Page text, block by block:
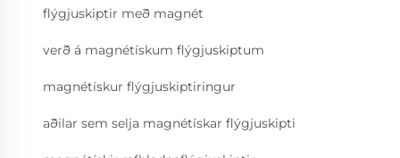
flýgjuskiptir með magnét
verð á magnétískum flýgjuskiptum
magnétískur flýgjuskiptiringur
aðilar sem selja magnétískar flýgjuskipti